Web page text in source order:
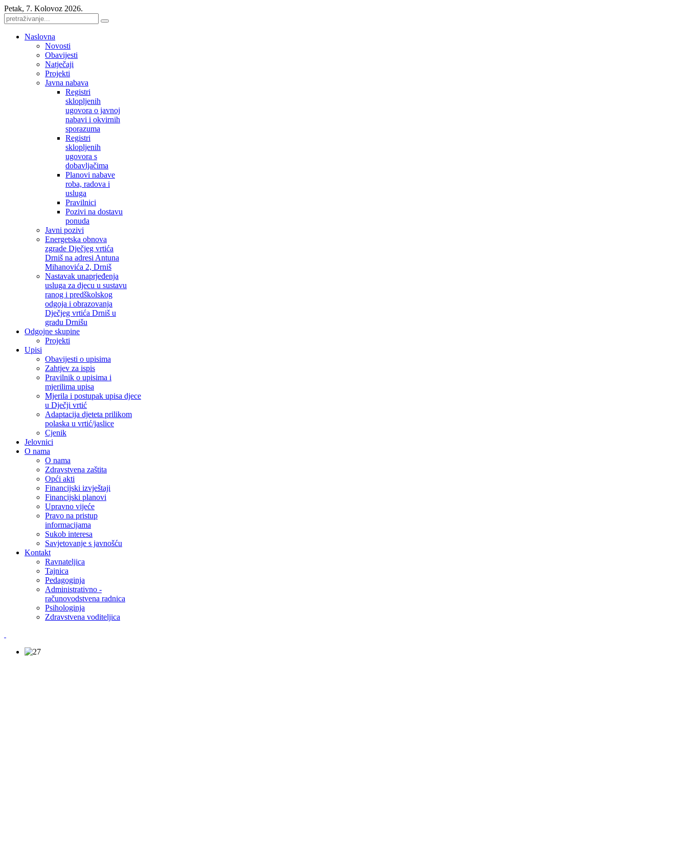
Petak, 7. Kolovoz 2026.
Naslovna
Novosti
Obavijesti
Natječaji
Projekti
Javna nabava
Registri
sklopljenih
ugovora o javnoj
nabavi i okvirnih
sporazuma
Registri
sklopljenih
ugovora s
dobavljačima
Planovi nabave
roba, radova i
usluga
Pravilnici
Pozivi na dostavu
ponuda
Javni pozivi
Energetska obnova
zgrade Dječjeg vrtića
Drniš na adresi Antuna
Mihanovića 2, Drniš
Nastavak unaprjeđenja
usluga za djecu u sustavu
ranog i predškolskog
odgoja i obrazovanja
Dječjeg vrtića Drniš u
gradu Drnišu
Odgojne skupine
Projekti
Upisi
Obavijesti o upisima
Zahtjev za ispis
Pravilnik o upisima i
mjerilima upisa
Mjerila i postupak upisa djece
u Dječji vrtić
Adaptacija djeteta prilikom
polaska u vrtić/jaslice
Cjenik
Jelovnici
O nama
O nama
Zdravstvena zaštita
Opći akti
Financijski izvještaji
Financijski planovi
Upravno vijeće
Pravo na pristup
informacijama
Sukob interesa
Savjetovanje s javnošću
Kontakt
Ravnateljica
Tajnica
Pedagoginja
Administrativno -
računovodstvena radnica
Psihologinja
Zdravstvena voditeljica